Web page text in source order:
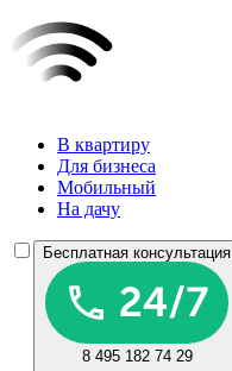
В квартиру
Для бизнеса
Мобильный
На дачу
Бесплатная консультация
8 495 182 74 29